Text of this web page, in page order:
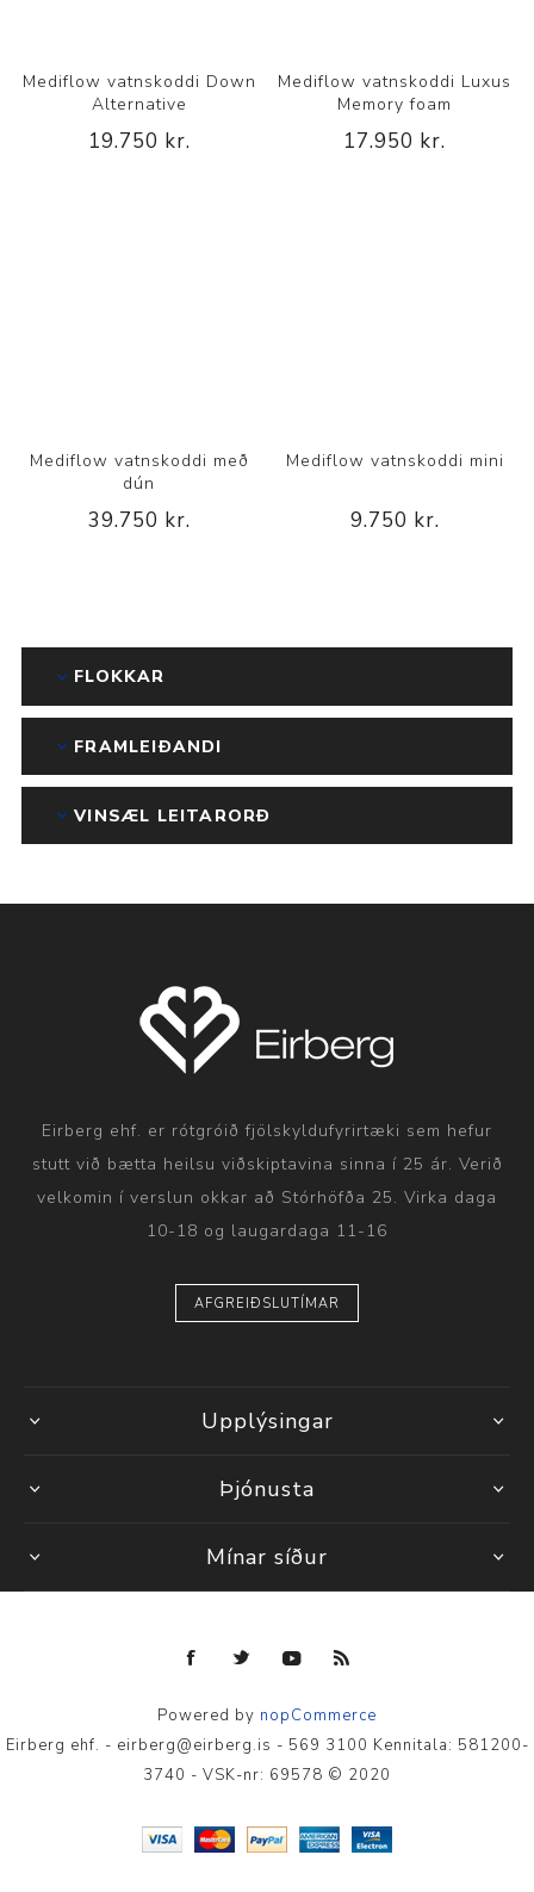
Mediflow vatnskoddi Down
Alternative
19.750 kr.
Mediflow vatnskoddi Luxus
Memory foam
17.950 kr.
Mediflow vatnskoddi með
dún
39.750 kr.
Mediflow vatnskoddi mini
9.750 kr.
FLOKKAR
FRAMLEIÐANDI
VINSÆL LEITARORÐ
Eirberg ehf. er rótgróið fjölskyldufyrirtæki sem hefur
stutt við bætta heilsu viðskiptavina sinna í 25 ár. Verið
velkomin í verslun okkar að Stórhöfða 25. Virka daga
10-18 og laugardaga 11-16
AFGREIÐSLUTÍMAR
Upplýsingar
Þjónusta
Mínar síður
Powered by nopCommerce
Eirberg ehf. - eirberg@eirberg.is - 569 3100 Kennitala: 581200-
3740 - VSK-nr: 69578 © 2020